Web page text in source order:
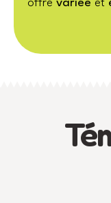
offre variée et